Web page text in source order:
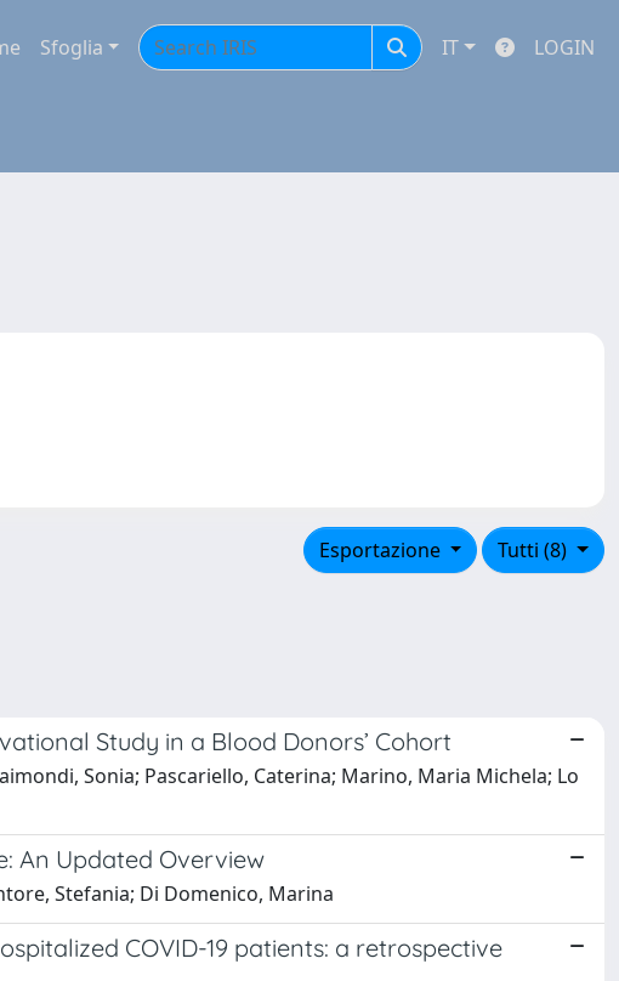
Sfoglia IT LOGIN
Tutti (8)
Esportazione
Study in a Blood Donors’ Cohort
Sonia; Pascariello, Caterina; Marino, Maria Michela; Lo
An Updated Overview
Stefania; Di Domenico, Marina
COVID-19 patients: a retrospective